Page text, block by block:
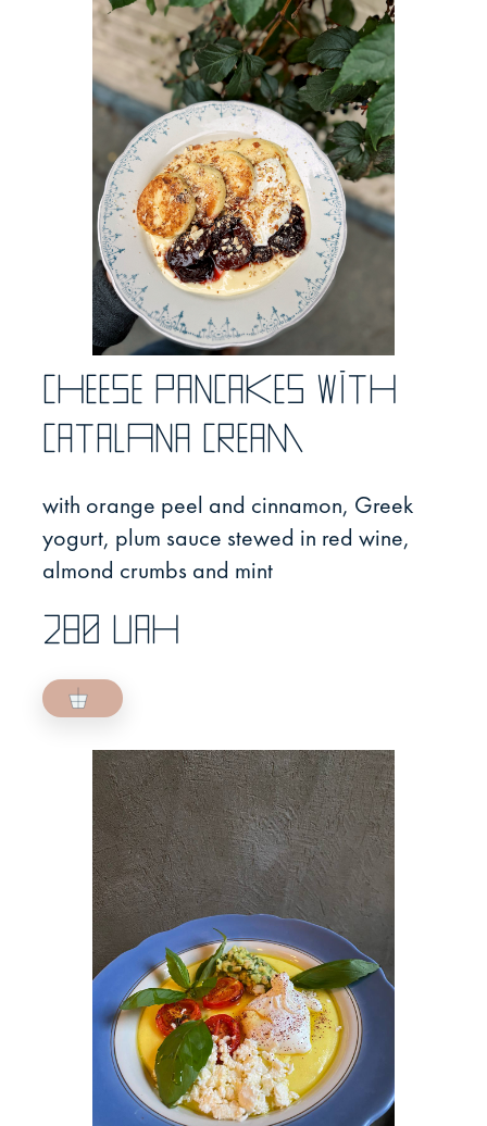
Cheese pancakes with
catalаna cream
with orange peel and cinnamon, Greek
yogurt, plum sauce stewed in red wine,
almond crumbs and mint
280 UAH